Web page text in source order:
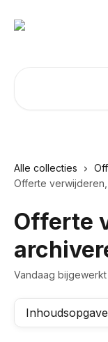
Alle collecties
Offerte
Offerte
Vandaag bijgewerkt
Inhoudsopgave